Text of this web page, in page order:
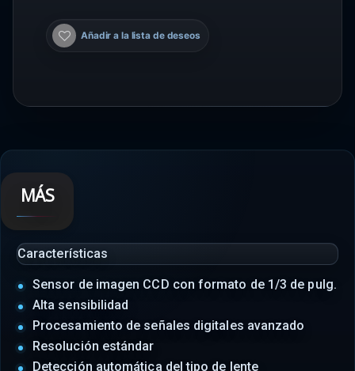
Añadir a la lista de deseos
MÁS
Características
Sensor de imagen CCD con formato de 1/3 de pulg.
Alta sensibilidad
Procesamiento de señales digitales avanzado
Resolución estándar
Detección automática del tipo de lente